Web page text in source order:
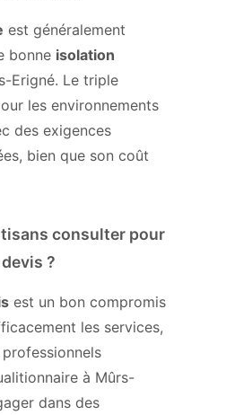
est généralement
bonne isolation
Erigné. Le triple
les environnements
des exigences
bien que son coût
consulter pour
?
est un bon compromis
les services,
à Mûrs-
dans des